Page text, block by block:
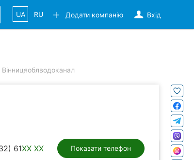
Вхід
Додати компанію
UA RU
Вінницяоблводоканал
61XX XX Показати телефон